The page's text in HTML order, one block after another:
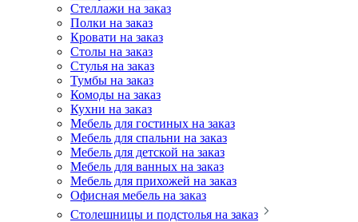
Стеллажи на заказ
Полки на заказ
Кровати на заказ
Столы на заказ
Стулья на заказ
Тумбы на заказ
Комоды на заказ
Кухни на заказ
Мебель для гостиных на заказ
Мебель для спальни на заказ
Мебель для детской на заказ
Мебель для ванных на заказ
Мебель для прихожей на заказ
Офисная мебель на заказ
Столешницы и подстолья на заказ